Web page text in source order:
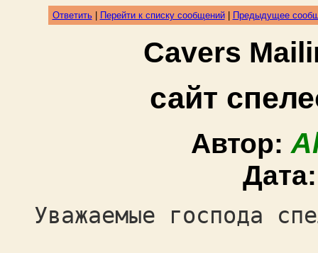
Ответить| Перейти к списку сообщений| Предыдущее
Cavers
сайт
Автор:
Уважаемые господа